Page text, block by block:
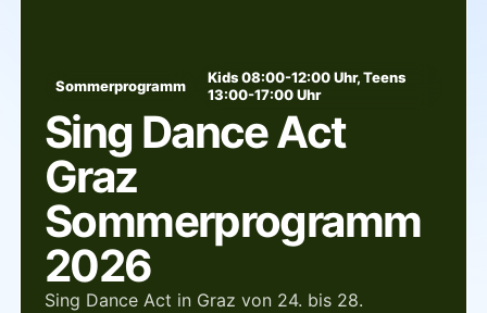
Sommerprogramm
Kids 08:00-12:00 Uhr, Teens
13:00-17:00 Uhr
Sing Dance Act
Graz
Sommerprogramm
2026
Sing Dance Act in Graz von 24. bis 28.